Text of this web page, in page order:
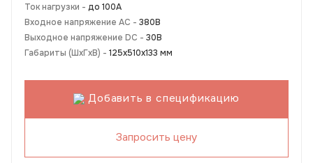
Ток нагрузки - до 100А
Входное напряжение AC - 380В
Выходное напряжение DC - 30В
Габариты (ШхГхВ) - 125х510х133 мм
Добавить в спецификацию
Запросить цену